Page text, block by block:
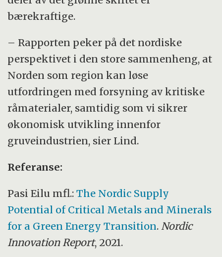
bærekraftige.
– Rapporten peker på det nordiske
perspektivet i den store sammenheng, at
Norden som region kan løse
utfordringen med forsyning av kritiske
råmaterialer, samtidig som vi sikrer
økonomisk utvikling innenfor
gruveindustrien, sier Lind.
Referanse:
Pasi Eilu mfl.:The Nordic Supply
Potential of Critical Metals and Minerals
for a Green Energy Transition.Nordic
Innovation Report, 2021.